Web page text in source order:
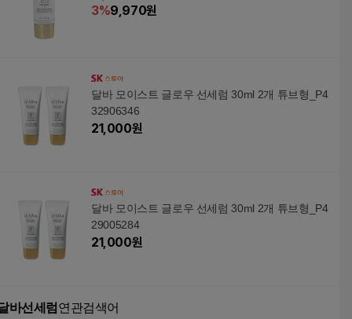
3%9,970원
달바 모이스트 글로우 선세럼 30ml 2개 튜브형_P4
32906346
21,000원
달바 모이스트 글로우 선세럼 30ml 2개 튜브형_P4
29005284
21,000원
바선세럼 연관검색어